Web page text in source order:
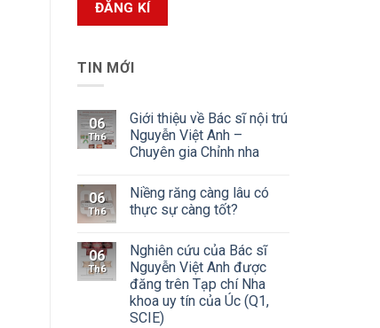
TIN MỚI
06
Th6
Giới thiệu về Bác sĩ nội trú
Nguyễn Việt Anh –
Chuyên gia Chỉnh nha
06
Th6
Niềng răng càng lâu có
thực sự càng tốt?
06
Th6
Nghiên cứu của Bác sĩ
Nguyễn Việt Anh được
đăng trên Tạp chí Nha
khoa uy tín của Úc (Q1,
SCIE)